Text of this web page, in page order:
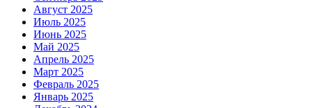
Август 2025
Июль 2025
Июнь 2025
Май 2025
Апрель 2025
Март 2025
Февраль 2025
Январь 2025